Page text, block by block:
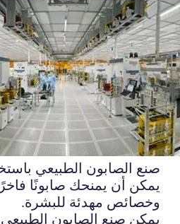
صنع الصابون الطبيعي
يمكن أن يمنحك صابونًا
وخصائص مهدئة للبشرة.
يمكن صنع الصابون